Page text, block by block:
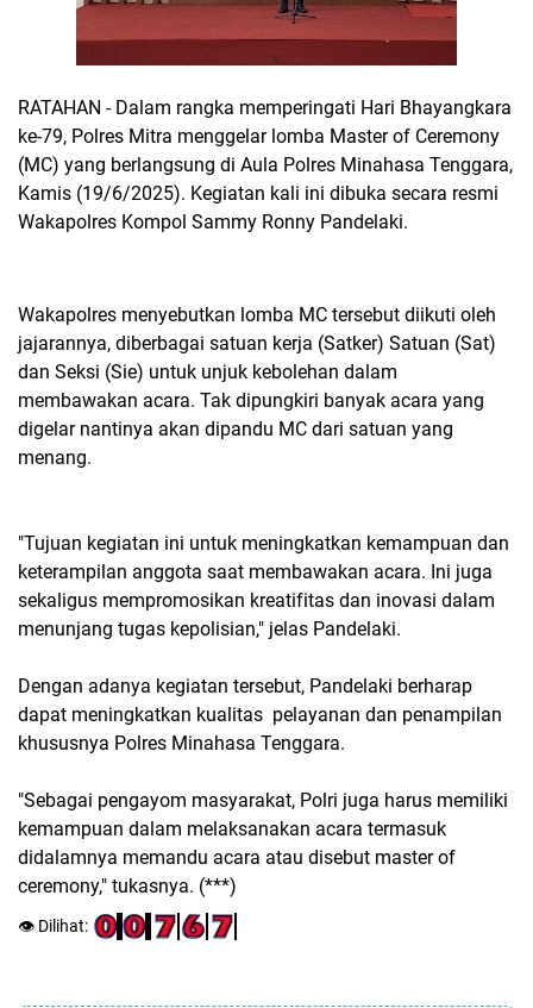
RATAHAN - Dalam rangka memperingati Hari Bhayangkara
ke-79, Polres Mitra menggelar lomba Master of Ceremony
(MC) yang berlangsung di Aula Polres Minahasa Tenggara,
Kamis (19/6/2025). Kegiatan kali ini dibuka secara resmi
Wakapolres Kompol Sammy Ronny Pandelaki.
Wakapolres menyebutkan lomba MC tersebut diikuti oleh
jajarannya, diberbagai satuan kerja (Satker) Satuan (Sat)
dan Seksi (Sie) untuk unjuk kebolehan dalam
membawakan acara. Tak dipungkiri banyak acara yang
digelar nantinya akan dipandu MC dari satuan yang
menang.
"Tujuan kegiatan ini untuk meningkatkan kemampuan dan
keterampilan anggota saat membawakan acara. Ini juga
sekaligus mempromosikan kreatifitas dan inovasi dalam
menunjang tugas kepolisian," jelas Pandelaki.
Dengan adanya kegiatan tersebut, Pandelaki berharap
dapat meningkatkan kualitas pelayanan dan penampilan
khususnya Polres Minahasa Tenggara.
"Sebagai pengayom masyarakat, Polri juga harus memiliki
kemampuan dalam melaksanakan acara termasuk
didalamnya memandu acara atau disebut master of
ceremony," tukasnya. (***)
👁️ Dilihat: